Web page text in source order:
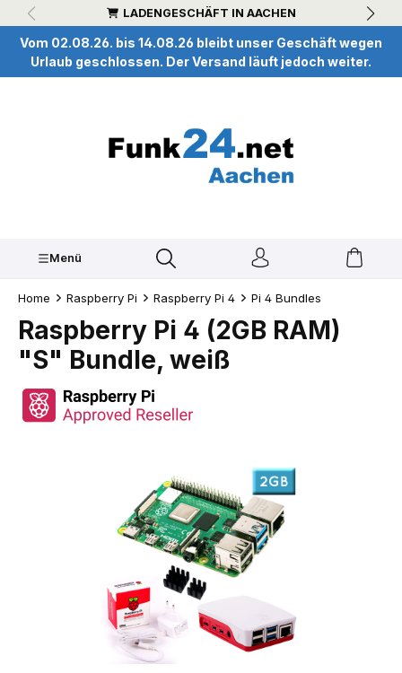
springen LADENGESCHÄFT IN AACHEN
Vom 02.08.26. bis 14.08.26 bleibt unser Geschäft wegen
Urlaub geschlossen. Der Versand läuft jedoch weiter.
Menü
Home Raspberry Pi Raspberry Pi 4 Pi 4 Bundles
Raspberry Pi 4 (2GB RAM)
"S" Bundle, weiß